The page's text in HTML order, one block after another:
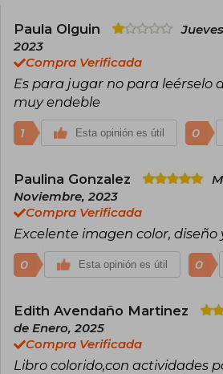
Paula Olguin
2023
Compra Verificada
Es para jugar no para leérselo
muy endeble
1 Esta opinión es útil 0
Paulina Gonzalez
Noviembre, 2023
Compra Verificada
Excelente imagen color, diseño
0 Esta opinión es útil 0
Edith Avendaño Martinez
de Enero, 2025
Compra Verificada
Libro colorido,con actividades